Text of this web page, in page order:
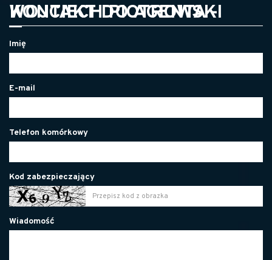
KONTAKT DO AGENTA - WOJCIECH PIOTROWSKI
Imię
E-mail
Telefon komórkowy
Kod zabezpieczający
Wiadomość